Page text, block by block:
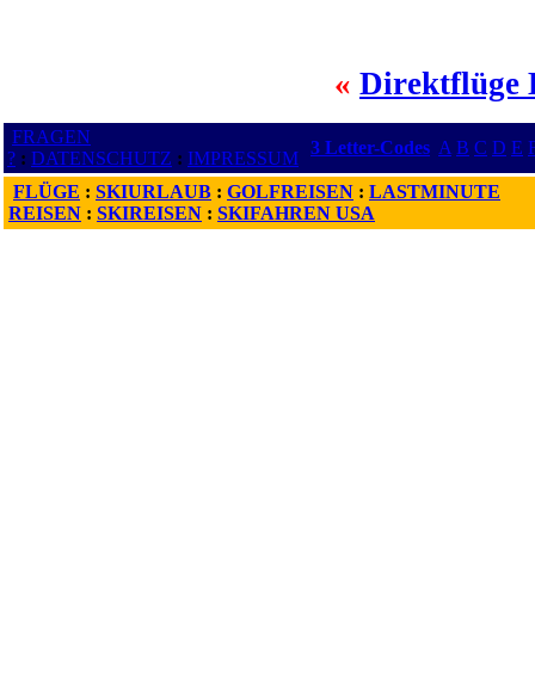
« Direktflüge
FRAGEN
? : DATENSCHUTZ : IMPRESSUM
3 Letter-Codes A B C D E
FLÜGE : SKIURLAUB : GOLFREISEN : LASTMINUTE
REISEN : SKIREISEN : SKIFAHREN USA